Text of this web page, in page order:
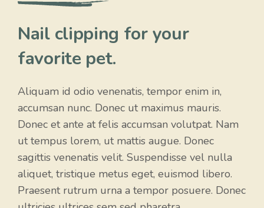
Nail clipping for your
favorite pet.
Aliquam id odio venenatis, tempor enim in,
accumsan nunc. Donec ut maximus mauris.
Donec et ante at felis accumsan volutpat. Nam
ut tempus lorem, ut mattis augue. Donec
sagittis venenatis velit. Suspendisse vel nulla
aliquet, tristique metus eget, euismod libero.
Praesent rutrum urna a tempor posuere. Donec